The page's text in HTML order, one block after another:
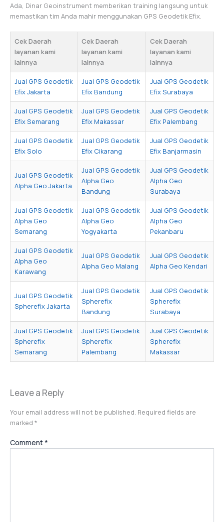
Ada, Dinar Geoinstrument memberikan training langsung untuk
memastikan tim Anda mahir menggunakan GPS Geodetik Efix.
Cek Daerah
layanan kami
lainnya
Cek Daerah
layanan kami
lainnya
Cek Daerah
layanan kami
lainnya
Jual GPS Geodetik
Efix Jakarta
Jual GPS Geodetik
Efix Bandung
Jual GPS Geodetik
Efix Surabaya
Jual GPS Geodetik
Efix Semarang
Jual GPS Geodetik
Efix Makassar
Jual GPS Geodetik
Efix Palembang
Jual GPS Geodetik
Efix Solo
Jual GPS Geodetik
Efix Cikarang
Jual GPS Geodetik
Efix Banjarmasin
Jual GPS Geodetik
Alpha Geo Jakarta
Jual GPS Geodetik
Alpha Geo
Bandung
Jual GPS Geodetik
Alpha Geo
Surabaya
Jual GPS Geodetik
Alpha Geo
Semarang
Jual GPS Geodetik
Alpha Geo
Yogyakarta
Jual GPS Geodetik
Alpha Geo
Pekanbaru
Jual GPS Geodetik
Alpha Geo
Karawang
Jual GPS Geodetik
Alpha Geo Malang
Jual GPS Geodetik
Alpha Geo Kendari
Jual GPS Geodetik
Spherefix Jakarta
Jual GPS Geodetik
Spherefix
Bandung
Jual GPS Geodetik
Spherefix
Surabaya
Jual GPS Geodetik
Spherefix
Semarang
Jual GPS Geodetik
Spherefix
Palembang
Jual GPS Geodetik
Spherefix
Makassar
Leave a Reply
Your email address will not be published. Required fields are
marked *
Comment *